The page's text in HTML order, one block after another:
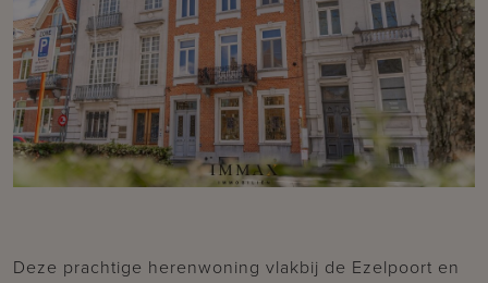
Deze prachtige herenwoning vlakbij de Ezelpoort en